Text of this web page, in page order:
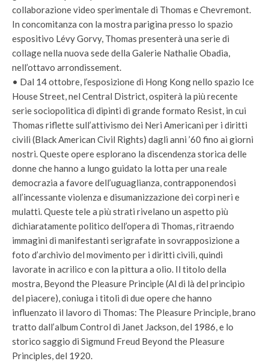
collaborazione video sperimentale di Thomas e Chevremont.
In concomitanza con la mostra parigina presso lo spazio
espositivo Lévy Gorvy, Thomas presenterà una serie di
collage nella nuova sede della Galerie Nathalie Obadia,
nell’ottavo arrondissement.
• Dal 14 ottobre, l’esposizione di Hong Kong nello spazio Ice
House Street, nel Central District, ospiterà la più recente
serie sociopolitica di dipinti di grande formato Resist, in cui
Thomas riflette sull’attivismo dei Neri Americani per i diritti
civili (Black American Civil Rights) dagli anni ’60 fino ai giorni
nostri. Queste opere esplorano la discendenza storica delle
donne che hanno a lungo guidato la lotta per una reale
democrazia a favore dell’uguaglianza, contrapponendosi
all’incessante violenza e disumanizzazione dei corpi neri e
mulatti. Queste tele a più strati rivelano un aspetto più
dichiaratamente politico dell’opera di Thomas, ritraendo
immagini di manifestanti serigrafate in sovrapposizione a
foto d’archivio del movimento per i diritti civili, quindi
lavorate in acrilico e con la pittura a olio. Il titolo della
mostra, Beyond the Pleasure Principle (Al di là del principio
del piacere), coniuga i titoli di due opere che hanno
influenzato il lavoro di Thomas: The Pleasure Principle, brano
tratto dall’album Control di Janet Jackson, del 1986, e lo
storico saggio di Sigmund Freud Beyond the Pleasure
Principles, del 1920.